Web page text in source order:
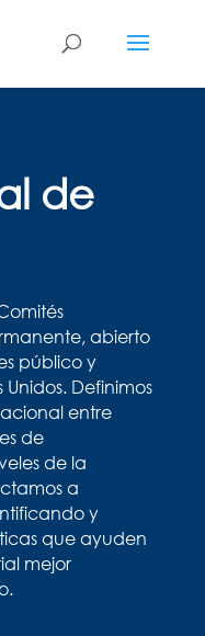
de
abierto
público y
Definimos
entre
de
de la
a
y
que ayuden
mejor